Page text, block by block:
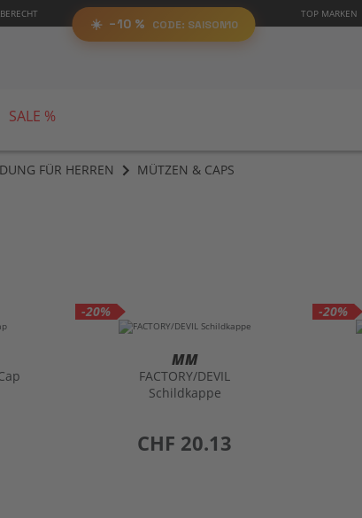
AUF ALLES! CODE:📋 Code kopieren
☀️ −10 % CODE: SAISON10
TOP MARKEN
SALE %
FÜR HERREN MÜTZEN & CAPS
-20%
MM
FACTORY/DEVIL
Schildkappe
preis
CHF 20.13
-20%